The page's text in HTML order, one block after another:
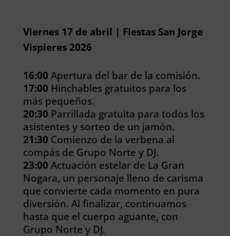
Viernes 17 de abril | Fiestas San Jorge
Vispieres 2026
16:00 Apertura del bar de la comisión.
17:00 Hinchables gratuitos para los
más pequeños.
20:30 Parrillada gratuita para todos los
asistentes y sorteo de un jamón.
21:30 Comienzo de la verbena al
compás de Grupo Norte y DJ.
23:00 Actuación estelar de La Gran
Nogara, un personaje lleno de carisma
que convierte cada momento en pura
diversión. Al finalizar, continuamos
hasta que el cuerpo aguante, con
Grupo Norte y DJ.